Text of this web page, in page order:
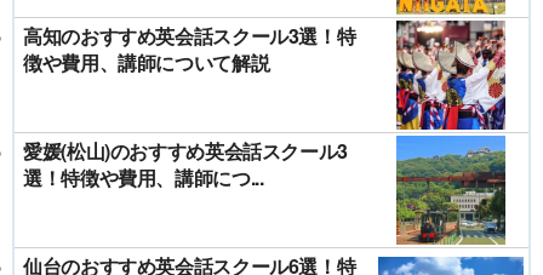
高知のおすすめ英会話スクール3選！特
徴や費用、講師について解説
愛媛(松山)のおすすめ英会話スクール3
選！特徴や費用、講師につ...
仙台のおすすめ英会話スクール6選！特